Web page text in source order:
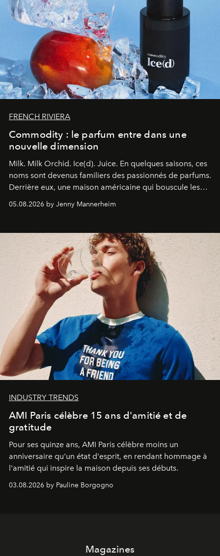
FRENCH RIVIERA
Commodity : le parfum entre dans une
nouvelle dimension
Milk. Milk Orchid. Ice(d). Juice. En quelques saisons, ces
noms sont devenus familiers des passionnés de parfums.
Derrière eux, une maison américaine qui bouscule les
codes de la parfumerie contemporaine en proposant
une approche aussi intuitive que personnelle :
05.08.2026 by Jenny Mannerheim
INDUSTRY TRENDS
AMI Paris célèbre 15 ans d'amitié et de
gratitude
Pour ses quinze ans, AMI Paris célèbre moins un
anniversaire qu'un état d'esprit, en rendant hommage à
l'amitié qui inspire la maison depuis ses débuts.
03.08.2026 by Pauline Borgogno
Magazines